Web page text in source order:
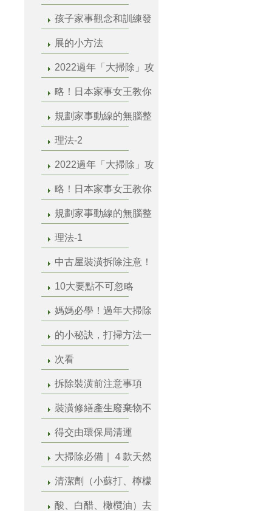
孩子家事觀念和訓練發
展的小方法
2022過年「大掃除」攻
略！日本家事女王教你
規劃家事動線的無腦整
理法-2
2022過年「大掃除」攻
略！日本家事女王教你
規劃家事動線的無腦整
理法-1
中古屋裝潢拆除注意！
10大要點不可忽略
媽媽必學！過年大掃除
的小秘訣，打掃方法一
次看
拆除裝潢前注意事項
裝潢修繕產生廢棄物不
得交由環保局清運
大掃除必備｜４款天然
清潔劑（小蘇打、檸檬
酸、白醋、橄欖油）去